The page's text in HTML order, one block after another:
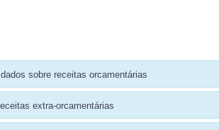
sobre receitas orcamentárias
extra-orcamentárias